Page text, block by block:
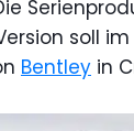
soll
Bentley in